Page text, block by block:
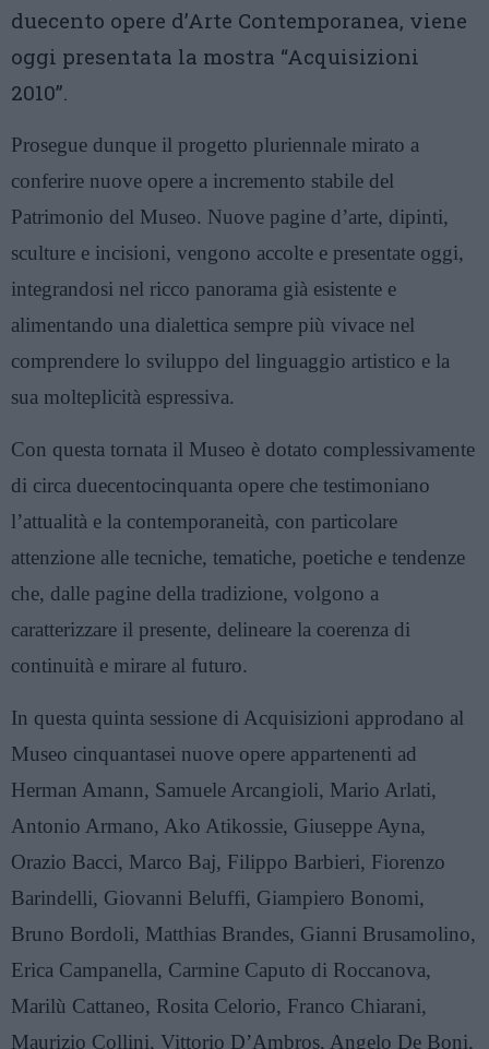
duecento opere d’Arte Contemporanea, viene
oggi presentata la mostra “Acquisizioni
2010”.
Prosegue dunque il progetto pluriennale mirato a
conferire nuove opere a incremento stabile del
Patrimonio del Museo. Nuove pagine d’arte, dipinti,
sculture e incisioni, vengono accolte e presentate oggi,
integrandosi nel ricco panorama già esistente e
alimentando una dialettica sempre più vivace nel
comprendere lo sviluppo del linguaggio artistico e la
sua molteplicità espressiva.
Con questa tornata il Museo è dotato complessivamente
di circa duecentocinquanta opere che testimoniano
l’attualità e la contemporaneità, con particolare
attenzione alle tecniche, tematiche, poetiche e tendenze
che, dalle pagine della tradizione, volgono a
caratterizzare il presente, delineare la coerenza di
continuità e mirare al futuro.
In questa quinta sessione di Acquisizioni approdano al
Museo cinquantasei nuove opere appartenenti ad
Herman Amann, Samuele Arcangioli, Mario Arlati,
Antonio Armano, Ako Atikossie, Giuseppe Ayna,
Orazio Bacci, Marco Baj, Filippo Barbieri, Fiorenzo
Barindelli, Giovanni Beluffi, Giampiero Bonomi,
Bruno Bordoli, Matthias Brandes, Gianni Brusamolino,
Erica Campanella, Carmine Caputo di Roccanova,
Marilù Cattaneo, Rosita Celorio, Franco Chiarani,
Maurizio Collini, Vittorio D’Ambros, Angelo De Boni,